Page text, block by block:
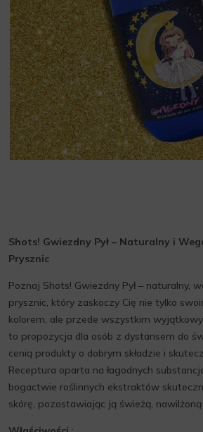
Shots! Gwiezdny Pył – Naturalny i
Prysznic
Poznaj Shots! Gwiezdny Pył – naturalny,
prysznic, który zaskoczy Cię nie tylko
kolorem, ale przede wszystkim
to propozycja dla osób z dystansem do
cenią produkty o dobrym składzie i
Receptura oparta na łagodnych
bogactwie roślinnych ekstraktów
skórę, pozostawiając ją świeżą,